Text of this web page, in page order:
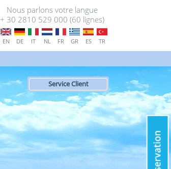
Nous parlons votre langue
+ 30 2810 529 000 (60 lignes)
EN DE IT NL FR GR ES TR
Service Client